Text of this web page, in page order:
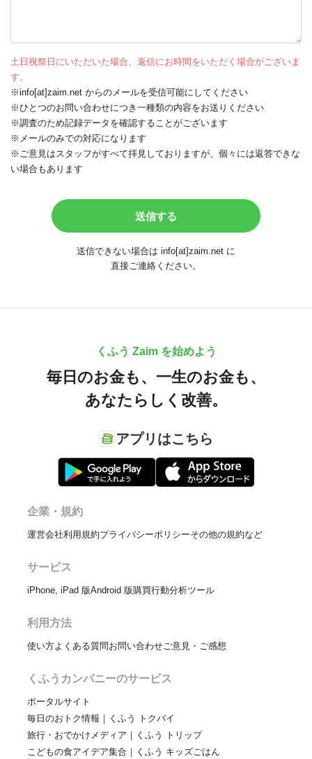
土日祝祭日にいただいた場合、返信にお時間をいただく場合がございま
す。
※info[at]zaim.net からのメールを受信可能にしてください
※ひとつのお問い合わせにつき一種類の内容をお送りください
※調査のため記録データを確認することがございます
※メールのみでの対応になります
※ご意見はスタッフがすべて拝見しておりますが、個々には返答できな
い場合もあります
送信できない場合は info[at]zaim.net に
直接ご連絡ください。
くふう Zaim を始めよう
毎日のお金も、 一生のお金も、
あなたらしく改善。
アプリはこちら
企業・規約
運営会社利用規約プライバシーポリシーその他の規約など
サービス
iPhone, iPad 版Android 版購買行動分析ツール
利用方法
使い方よくある質問お問い合わせご意見・ご感想
くふうカンパニーのサービス
ポータルサイト
毎日のおトク情報｜くふう トクバイ
旅行・おでかけメディア｜くふう トリップ
こどもの食アイデア集合｜くふう キッズごはん